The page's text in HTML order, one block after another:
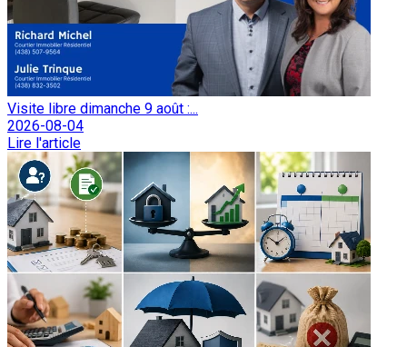
Visite libre dimanche 9 août :...
2026-08-04
Lire l'article